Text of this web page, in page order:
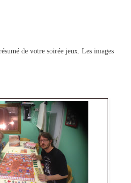
de votre soirée jeux. Les images